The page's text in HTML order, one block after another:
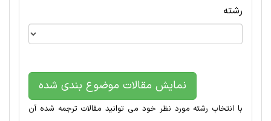
رشته
نمایش مقالات موضوع بندی شده
با انتخاب رشته مورد نظر خود می توانید مقالات ترجمه شده آن